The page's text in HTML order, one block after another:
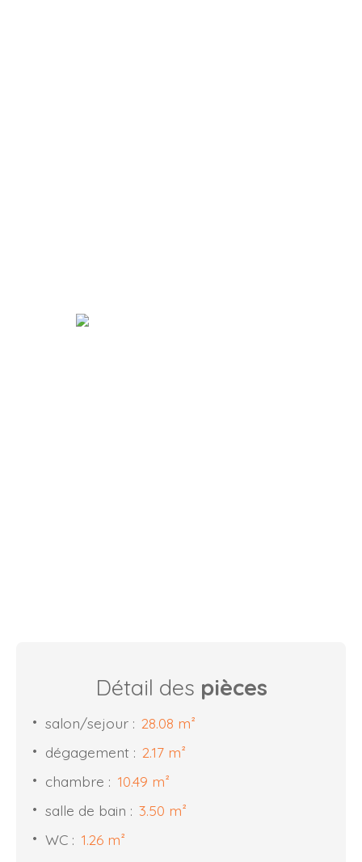
Détail des pièces
salon/sejour: 28.08 m²
dégagement: 2.17 m²
chambre : 10.49 m²
salle de bain : 3.50 m²
WC: 1.26 m²